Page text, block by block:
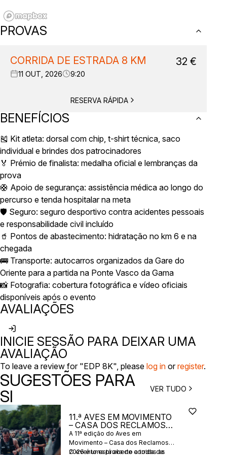
PROVAS
CORRIDA DE ESTRADA 8 KM
11 OUT, 2026 9:20
32 €
RESERVA RÁPIDA
BENEFÍCIOS
🎽 Kit atleta: dorsal com chip, t-shirt técnica, saco
individual e brindes dos patrocinadores
🏅 Prémio de finalista: medalha oficial e lembranças da
prova
🛟 Apoio de segurança: assistência médica ao longo do
percurso e tenda hospitalar na meta
🛡️ Seguro: seguro desportivo contra acidentes pessoais
e responsabilidade civil incluído
🥤 Pontos de abastecimento: hidratação no km 6 e na
chegada
🚌 Transporte: autocarros organizados da Gare do
Oriente para a partida na Ponte Vasco da Gama
📸 Fotografia: cobertura fotográfica e vídeo oficiais
disponíveis após o evento
AVALIAÇÕES
INICIE SESSÃO PARA DEIXAR UMA
AVALIAÇÃO
To leave a review for "EDP 8K", please log in orregister.
SUGESTÕES PARA
SI
VER TUDO
11.ª AVES EM MOVIMENTO
– CASA DOS RECLAMOS
2026
A 11ª edição do Aves em
Movimento – Casa dos Reclamos
2026 é uma prova de corrida de
O evento está aberto a todas as